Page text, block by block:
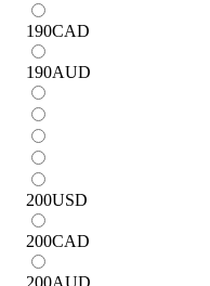
190CAD
190AUD
200USD
200CAD
200AUD